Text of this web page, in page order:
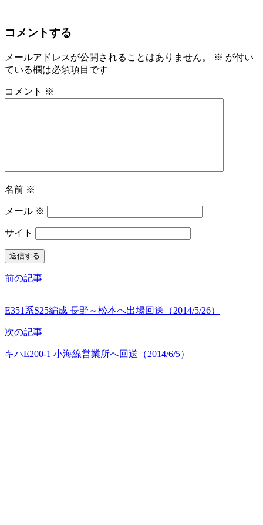
コメントする
メールアドレスが公開されることはありません。 ※ が付い
ている欄は必須項目です
コメント ※
名前 ※
メール ※
サイト
前の記事
E351系S25編成 長野～松本へ出場回送（2014/5/26）
次の記事
キハE200-1 小海線営業所へ回送（2014/6/5）